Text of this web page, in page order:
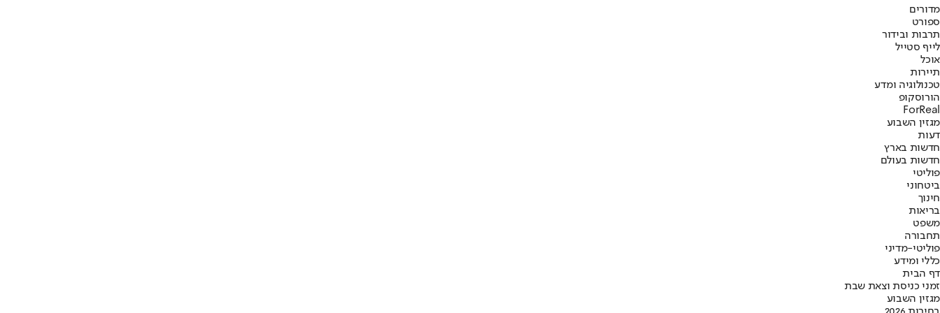
מדורים
ספורט
תרבות ובידור
לייף סטייל
אוכל
תיירות
טכנולוגיה ומדע
הורוסקופ
ForReal
מגזין השבוע
דעות
חדשות בארץ
חדשות בעולם
פוליטי
ביטחוני
חינוך
בריאות
משפט
תחבורה
פוליטי-מדיני
כללי ומידע
דף הבית
זמני כניסת וצאת שבת
מגזין השבוע